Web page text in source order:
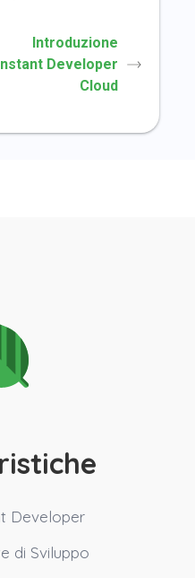
Introduzione
Instant Developer
Cloud
Developer
di Sviluppo